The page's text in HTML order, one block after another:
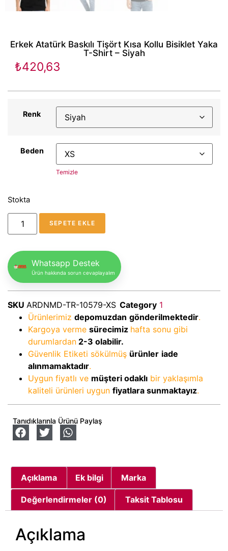
Erkek Atatürk Baskılı Tişört Kısa Kollu Bisiklet Yaka
T-Shirt – Siyah
₺420,63
Renk
Beden
Temizle
Stokta
SEPETE EKLE
Whatsapp Destek
Ürün hakkında sorun cevaplayalım
SKU ARDNMD-TR-10579-XS Category 1
Ürünlerimiz depomuzdan gönderilmektedir.
Kargoya verme sürecimiz hafta sonu gibi
durumlardan 2-3 olabilir.
Güvenlik Etiketi sökülmüş ürünler iade
alınmamaktadır.
Uygun fiyatlı ve müşteri odaklı bir yaklaşımla
kaliteli ürünleri uygun fiyatlara sunmaktayız.
Tanıdıklarınla Ürünü Paylaş
Açıklama Ek bilgi Marka
Değerlendirmeler (0) Taksit Tablosu
Açıklama